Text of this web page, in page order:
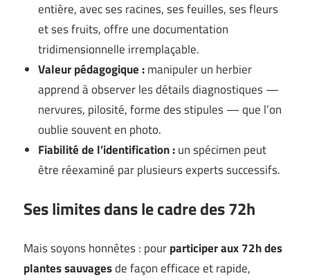
entière, avec ses racines, ses feuilles, ses fleurs
et ses fruits, offre une documentation
tridimensionnelle irremplaçable.
Valeur pédagogique :manipuler un herbier
apprend à observer les détails diagnostiques —
nervures, pilosité, forme des stipules — que l’on
oublie souvent en photo.
Fiabilité de l’identification :un spécimen peut
être réexaminé par plusieurs experts successifs.
Ses limites dans le cadre des 72h
Mais soyons honnêtes : pourparticiper aux 72h des
plantes sauvagesde façon efficace et rapide,